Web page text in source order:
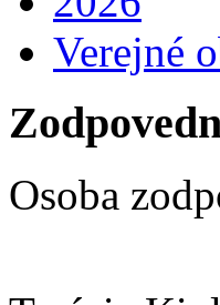
Verejné
Osoba